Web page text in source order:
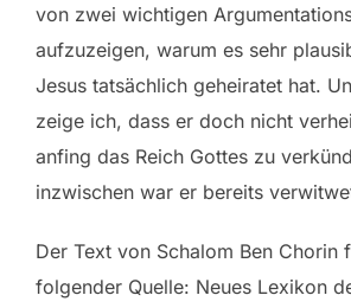
von zwei wichtigen
aufzuzeigen, warum es sehr
Jesus tatsächlich geheiratet hat.
zeige ich, dass er doch nicht
anfing das Reich Gottes zu
inzwischen war er bereits
Der Text von Schalom Ben Chorin
folgender Quelle: Neues Lexikon